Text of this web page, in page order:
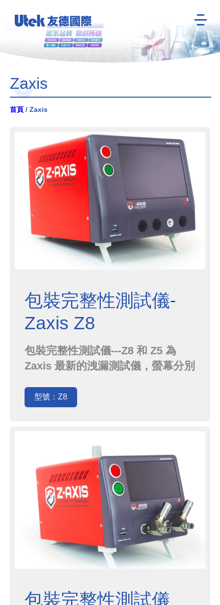
Zaxis
首頁 / Zaxis
包裝完整性測試儀-
Zaxis Z8
包裝完整性測試儀---Z8 和 Z5 為
Zaxis 最新的洩漏測試儀，螢幕分別
更新，提供精確有效的測試結果
型號：Z8
包裝完整性測試儀